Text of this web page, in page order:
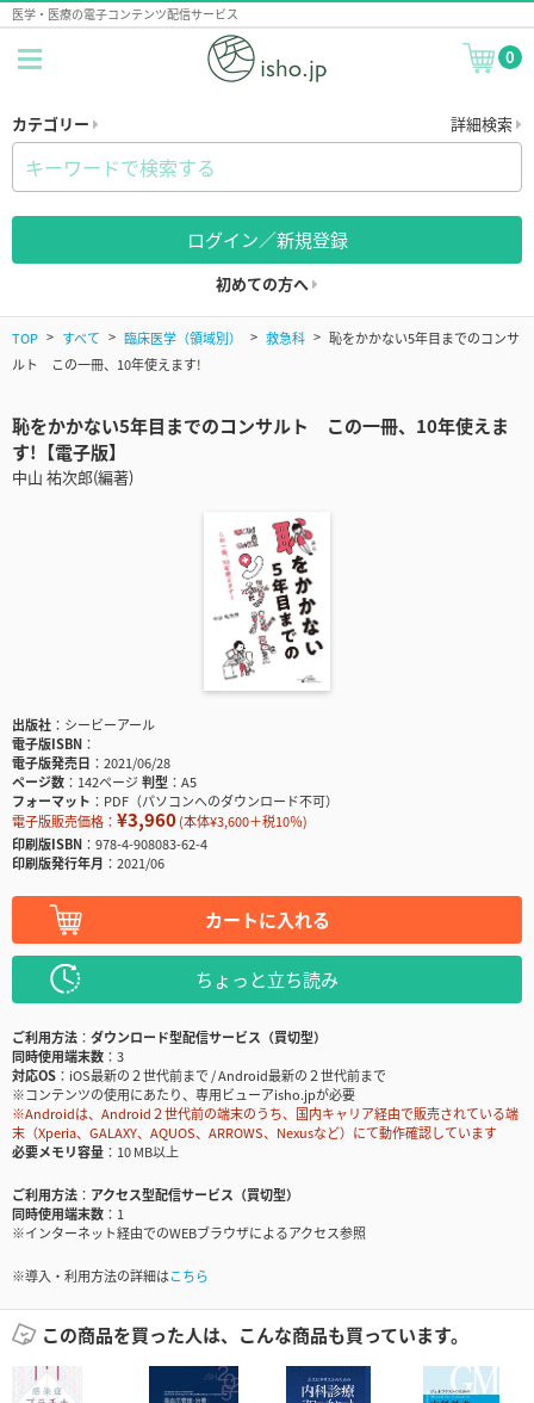
医学・医療の電子コンテンツ配信サービス
0
カテゴリー 詳細検索
ログイン／新規登録
初めての方へ
TOP すべて 臨床医学（領域別） 救急科
恥をかかない5年目までのコンサ
ルト この一冊、10年使えます!
恥をかかない5年目までのコンサルト この一冊、10年使えま
す!【電子版】
中山 祐次郎(編著)
出版社
シービーアール
電子版ISBN
電子版発売日
2021/06/28
ページ数
142ページ判型
A5
フォーマット
PDF（パソコンへのダウンロード不可）
電子版販売価格： ¥3,960(本体¥3,600＋税10％)
印刷版ISBN
978-4-908083-62-4
印刷版発行年月
2021/06
カートに入れる
ちょっと立ち読み
ご利用方法
ダウンロード型配信サービス（買切型）
同時使用端末数
3
対応OS
iOS最新の２世代前まで / Android最新の２世代前まで
※コンテンツの使用にあたり、専用ビューアisho.jpが必要
※Androidは、Android２世代前の端末のうち、国内キャリア経由で販売されている端
末（Xperia、GALAXY、AQUOS、ARROWS、Nexusなど）にて動作確認しています
必要メモリ容量
10 MB以上
ご利用方法
アクセス型配信サービス（買切型）
同時使用端末数
1
※インターネット経由でのWEBブラウザによるアクセス参照
※導入・利用方法の詳細はこちら
この商品を買った人は、こんな商品も買っています。